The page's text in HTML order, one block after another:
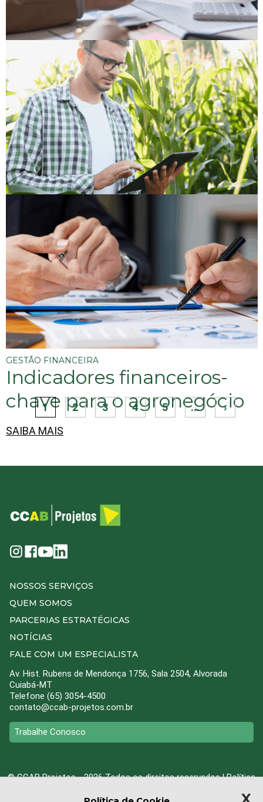
GESTÃO FINANCEIRA
Custos invisíveis no
agronegócio: como
identificar?
SAIBA MAIS
Como integrar
planejamento financeiro e
planejamento de safra
SAIBA MAIS
GESTÃO FINANCEIRA
Indicadores financeiros-
chave para o agronegócio
SAIBA MAIS
1 2 3 4 5 ... ›
NOSSOS SERVIÇOS
QUEM SOMOS
PARCERIAS ESTRATÉGICAS
NOTÍCIAS
FALE COM UM ESPECIALISTA
Av. Hist. Rubens de Mendonça 1756, Sala 2504, Alvorada
Cuiabá-MT
Telefone (65) 3054-4500
contato@ccab-projetos.com.br
Trabalhe Conosco
© CCAB Projetos - 2026 Todos os direitos reservados lPolítica